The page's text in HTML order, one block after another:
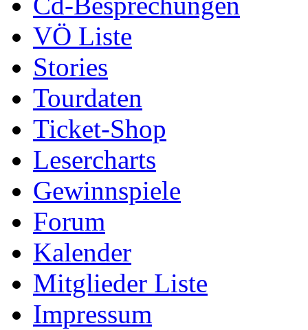
VÖ Liste
Stories
Tourdaten
Ticket-Shop
Lesercharts
Gewinnspiele
Forum
Kalender
Mitglieder Liste
Impressum